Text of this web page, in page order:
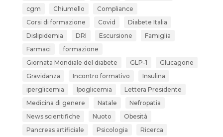
cgm
Chiumello
Compliance
Corsi di formazione
Covid
Diabete Italia
Dislipidemia
DRI Escursione
Famiglia
Farmaci
formazione
Giornata Mondiale del diabete
GLP-1
Glucagone
Gravidanza
Incontro formativo
Insulina
iperglicemia
Ipoglicemia
Lettera Presidente
Medicina di genere
Natale
Nefropatia
News scientifiche
Nuoto
Obesità
Pancreas artificiale
Psicologia
Ricerca